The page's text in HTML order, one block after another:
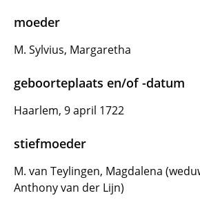
moeder
M. Sylvius, Margaretha
geboorteplaats en/of -datum
Haarlem, 9 april 1722
stiefmoeder
M. van Teylingen, Magdalena
Anthony van der Lijn)